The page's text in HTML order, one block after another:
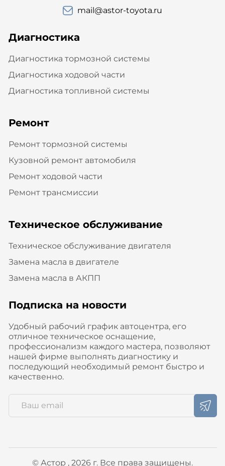
mail@astor-toyota.ru
Диагностика
Диагностика тормозной системы
Диагностика ходовой части
Диагностика топливной системы
Ремонт
Ремонт тормозной системы
Кузовной ремонт автомобиля
Ремонт ходовой части
Ремонт трансмиссии
Техническое обслуживание
Техническое обслуживание двигателя
Замена масла в двигателе
Замена масла в АКПП
Подписка на новости
Удобный рабочий график автоцентра, его
отличное техническое оснащение,
профессионализм каждого мастера, позволяют
нашей фирме выполнять диагностику и
последующий необходимый ремонт быстро и
качественно.
© Астор , 2026 г. Все права защищены.